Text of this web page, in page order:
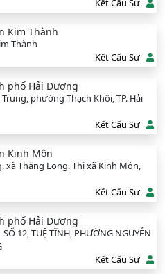
Kết Cấu Sư
Kim Thành
Thành
Kết Cấu Sư
phố Hải Dương
phường Thạch Khôi, TP. Hải
Kết Cấu Sư
Kinh Môn
xã Thăng Long, Thị xã Kinh Môn,
Kết Cấu Sư
phố Hải Dương
12, TUỆ TĨNH, PHƯỜNG NGUYỄN
Kết Cấu Sư